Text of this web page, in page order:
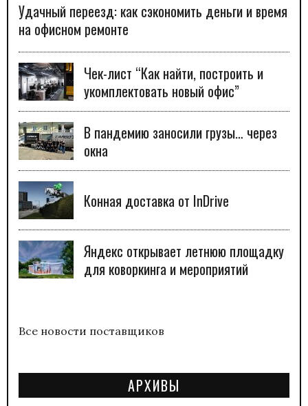
Удачный переезд: как сэкономить деньги и время
на офисном ремонте
Чек-лист “Как найти, построить и
укомплектовать новый офис”
В пандемию заносили грузы… через
окна
Конная доставка от InDrive
Яндекс открывает летнюю площадку
для коворкинга и мероприятий
Все новости поставщиков
АРХИВЫ